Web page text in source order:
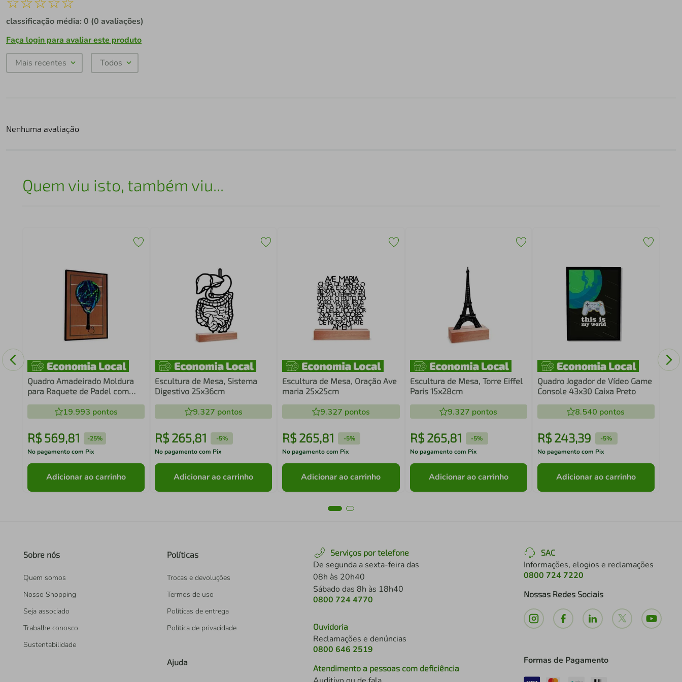
classificação média: 0 (0 avaliações)
Faça login para avaliar este produto
Mais recentes Todos
Nenhuma avaliação
Quem viu isto, também viu...
Quadro Amadeirado Moldura
para Raquete de Padel com
19.993 pontos
R$ 569,81 -25%
No pagamento com Pix
Adicionar ao carrinho
Escultura de Mesa, Sistema
Digestivo 25x36cm
9.327 pontos
R$ 265,81 -5%
No pagamento com Pix
Adicionar ao carrinho
Escultura de Mesa, Oração Ave
maria 25x25cm
9.327 pontos
R$265,81 -5%
No pagamento com Pix
Adicionar ao carrinho
Escultura de Mesa, Torre Eiffel
Paris 15x28cm
9.327 pontos
R$ 265,81 -5%
No pagamento com Pix
Adicionar ao carrinho
Quadro Jogador de Vídeo Game
Console 43x30 Caixa Preto
8.540 pontos
R$ 243,39 -5%
No pagamento com Pix
Adicionar ao carrinho
Sobre nós
Quem somos
Nosso Shopping
Seja associado
Trabalhe conosco
Sustentabilidade
Políticas
Trocas e devoluções
Termos de uso
Políticas de entrega
Política de privacidade
Ajuda
Serviços por telefone
De segunda a sexta-feira das
08h às 20h40
Sábado das 8h às 18h40
0800 724 4770
Ouvidoria
Reclamações e denúncias
0800 646 2519
Atendimento a pessoas com deficiência
SAC
Informações, elogios e reclamações
0800 724 7220
Nossas Redes Sociais
Formas de Pagamento